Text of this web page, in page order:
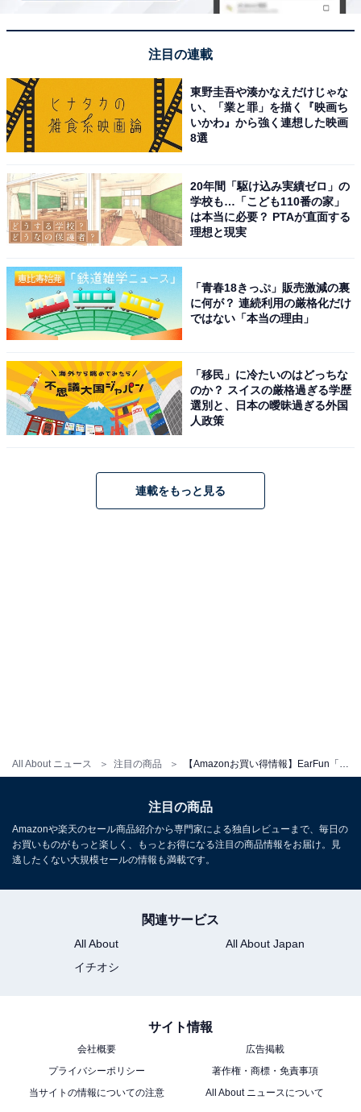
All About ニュース 注目の商品
【Amazonお買い得情報】ヤマハ「スピーカ
【今日チェックしたい】EarFunの人気商品5選
EarFun「Wave Pro」
【VGP 2025 SUMMER 金賞】EarFun Air Pro 4i ワイヤレ
Amazonで見る
EarFun「Air Pro 4」
注目の連載
東野圭吾や湊かなえだけじゃな
い、「業と罪」を描く『映画ち
いかわ』から強く連想した映画
8選
20年間「駆け込み実績ゼロ」の
学校も…「こども110番の家」
は本当に必要？ PTAが直面する
理想と現実
「青春18きっぷ」販売激減の裏
に何が？ 連続利用の厳格化だけ
ではない「本当の理由」
「移民」に冷たいのはどっちな
のか？ スイスの厳格過ぎる学歴
選別と、日本の曖昧過ぎる外国
人政策
連載をもっと見る
注目の商品
Amazonや楽天のセール商品紹介から専門家による独自レビューまで、毎日の
お買いものがもっと楽しく、もっとお得になる注目の商品情報をお届け。見
逃したくない大規模セールの情報も満載です。
関連サービス
All About
All About Japan
イチオシ
サイト情報
会社概要
広告掲載
プライバシーポリシー
著作権・商標・免責事項
当サイトの情報についての注意
All About ニュースについて